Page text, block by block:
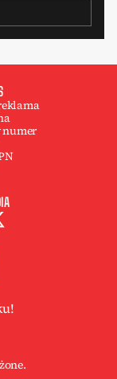
numer